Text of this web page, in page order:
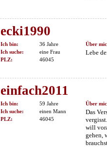
ecki1990
Ich bin:
36 Jahre
Ich suche:
eine Frau
PLZ:
46045
Über
Lebe
einfach2011
Ich bin:
59 Jahre
Ich suche:
einen Mann
PLZ:
46045
Über
Das
will
gehen,